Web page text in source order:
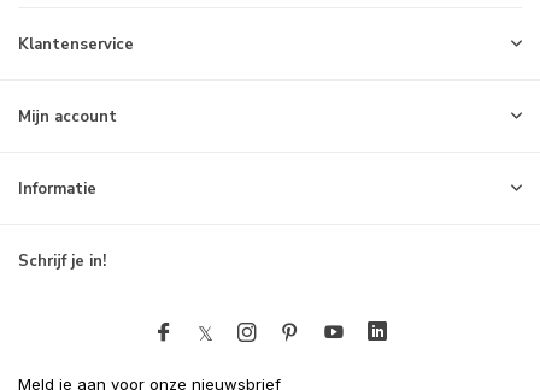
Klantenservice
Mijn account
Informatie
Schrijf je in!
Meld je aan voor onze nieuwsbrief